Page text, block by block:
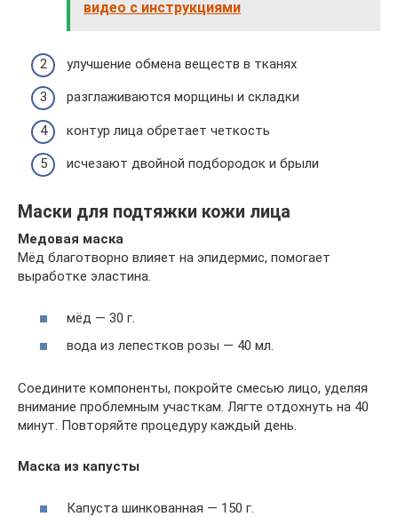
видео с инструкциями
улучшение обмена веществ в тканях
разглаживаются морщины и складки
контур лица обретает четкость
исчезают двойной подбородок и брыли
Маски для подтяжки кожи лица
Медовая маска
Мёд благотворно влияет на эпидермис, помогает
выработке эластина.
мёд — 30 г.
вода из лепестков розы — 40 мл.
Соедините компоненты, покройте смесью лицо, уделяя
внимание проблемным участкам. Лягте отдохнуть на 40
минут. Повторяйте процедуру каждый день.
Маска из капусты
Капуста шинкованная — 150 г.